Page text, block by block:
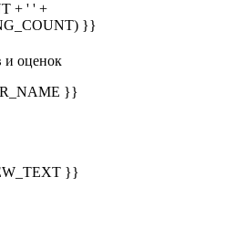
+ ' ' +
}}
и оценок
}}
}}